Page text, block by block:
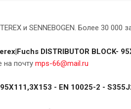
и SENNEBOGEN. Более 30 000
DISTRIBUTOR BLOCK-
на почту mps-66@mail.ru
- EN 10025-2 -